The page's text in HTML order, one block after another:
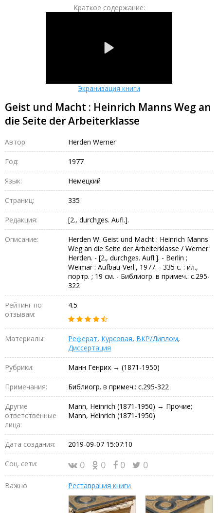
Краткое содержание:
Экранизация книги
Geist und Macht : Heinrich Manns Weg an
die Seite der Arbeiterklasse
Автор: Herden Werner
Год: 1977
Язык: Немецкий
Страниц: 335
Редакция: [2., durchges. Aufl.].
Описание:
Herden W. Geist und Macht : Heinrich Manns
Weg an die Seite der Arbeiterklasse / Werner
Herden. - [2., durchges. Aufl.]. - Berlin ;
Weimar : Aufbau-Verl., 1977. - 335 с. : ил.,
портр. ; 19 см. - Библиогр. в примеч.: с.295-
322
Рейтинг по
отзывам:
4.5
Материалы: Реферат, Курсовая, ВКР/Диплом,
Диссертация
Рубрики: Манн Генрих → (1871-1950)
Примечания: Библиогр. в примеч.: с.295-322
Другие
ответственные
лица:
Mann, Heinrich (1871-1950) → Прочие;
Mann, Heinrich (1871-1950)
Дата создания: 2019-09-07 15:07:10
Соц. сети: 0 0 0 0
Важно Реставрация книги